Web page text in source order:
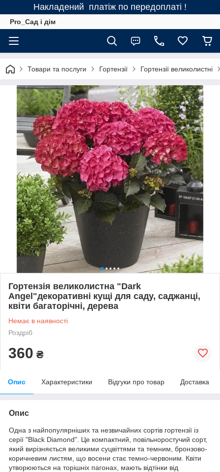
Накладений платіж по передоплаті !
Pro_Сад і дім
Товари та послуги Гортензії Гортензії великолистні
Гортензія великолистна "Dark
Angel"декоративні кущі для саду, саджанці,
квіти багаторічні, дерева
Немає в наявності
Роздріб
360 ₴
Опис Характеристики Відгуки про товар Доставка
Опис
Одна з найпопулярніших та незвичайних сортів гортензії із
серії "Black Diamond". Це компактний, повільноростучий сорт,
який вирізняється великими суцвіттями та темним, бронзово-
коричневим листям, що восени стає темно-червоним. Квіти
утворюються на торішніх пагонах, мають відтінки від